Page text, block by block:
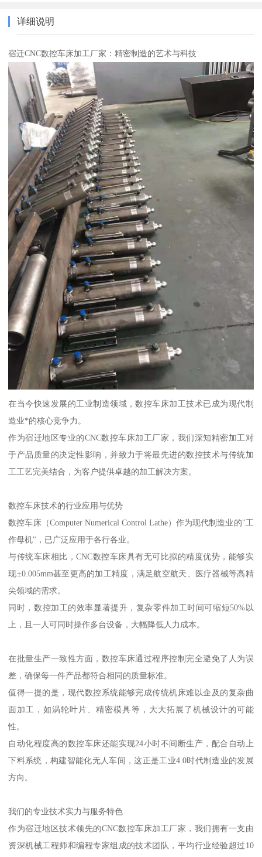
详细说明
宿迁CNC数控车床加工厂家：精密制造的艺术与科技
在当今快速发展的工业制造领域，数控车床加工技术已成为现代制
造业*的核心竞争力。
作为宿迁地区专业的CNC数控车床加工厂家，我们深知精密加工对
于产品质量的决定性影响，并致力于将最先进的数控技术与传统加
工工艺完美结合，为客户提供卓越的加工解决方案。
数控车床技术的行业应用与优势
数控车床（Computer Numerical Control Lathe）作为现代制造业的"工
作母机"，已广泛应用于各行各业。
与传统车床相比，CNC数控车床具有无可比拟的精度优势，能够实
现±0.005mm甚至更高的加工精度，满足航空航天、医疗器械等高精
尖领域的需求。
同时，数控加工的效率显著提升，复杂零件加工时间可缩短50%以
上，且一人可同时操作多台设备，大幅降低人力成本。
在批量生产一致性方面，数控车床通过程序控制完全避免了人为误
差，确保每一件产品都符合相同的质量标准。
值得一提的是，现代数控系统能够完成传统机床难以企及的复杂曲
面加工，如涡轮叶片、精密模具等，大大拓展了机械设计的可能
性。
自动化程度高的数控车床还能实现24小时不间断生产，配合自动上
下料系统，构建智能化无人车间，这正是工业4.0时代制造业的发展
方向。
我们的专业技术实力与服务特色
作为宿迁地区技术领先的CNC数控车床加工厂家，我们拥有一支由
资深机械工程师和编程专家组成的技术团队，平均行业经验超过10